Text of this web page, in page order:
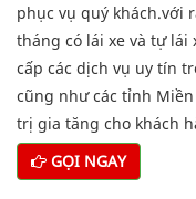
phục vụ quý khách.với
tháng có lái xe và tự lái
cấp các dịch vụ uy tín
cũng như các tỉnh
trị gia tăng cho khách
GỌI NGAY